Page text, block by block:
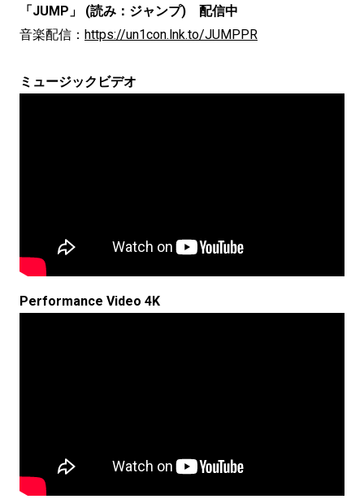
「JUMP」 (読み：ジャンプ) 配信中
音楽配信： https://un1con.lnk.to/JUMPPR
ミュージックビデオ
Performance Video 4K